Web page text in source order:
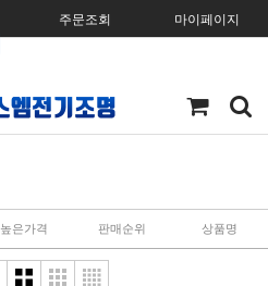
주문조회 마이페이지
높은가격 판매순위 상품명